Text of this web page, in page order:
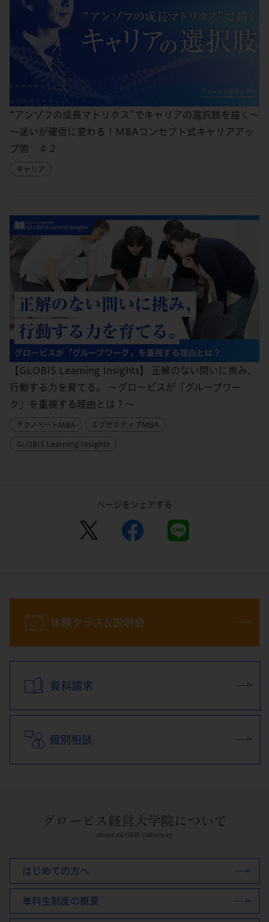
“アンゾフの成長マトリクス”でキャリアの選択肢を描く～
～迷いが確信に変わる！MBAコンセプト式キャリアアッ
プ術 ＃２
キャリア
【GLOBIS Learning Insights】 正解のない問いに挑み、
行動する力を育てる。 ～グロービスが「グループワー
ク」を重視する理由とは？～
テクノベートMBA エグゼクティブMBA
GLOBIS Learning Insights
ページをシェアする
体験クラス&説明会
資料請求
個別相談
グロービス経営大学院について
About GLOBIS University
はじめての方へ
単科生制度の概要